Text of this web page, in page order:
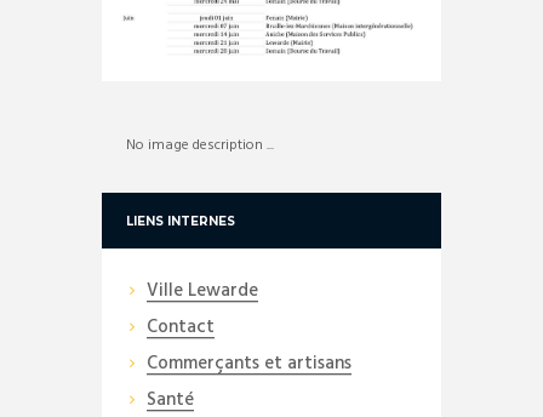
No image description ...
LIENS INTERNES
Ville Lewarde
Contact
Commerçants et artisans
Santé